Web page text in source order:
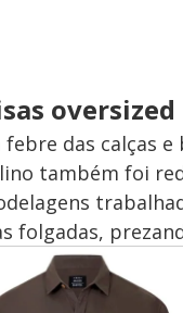
oversized
febre das calças e
também foi
folgadas,